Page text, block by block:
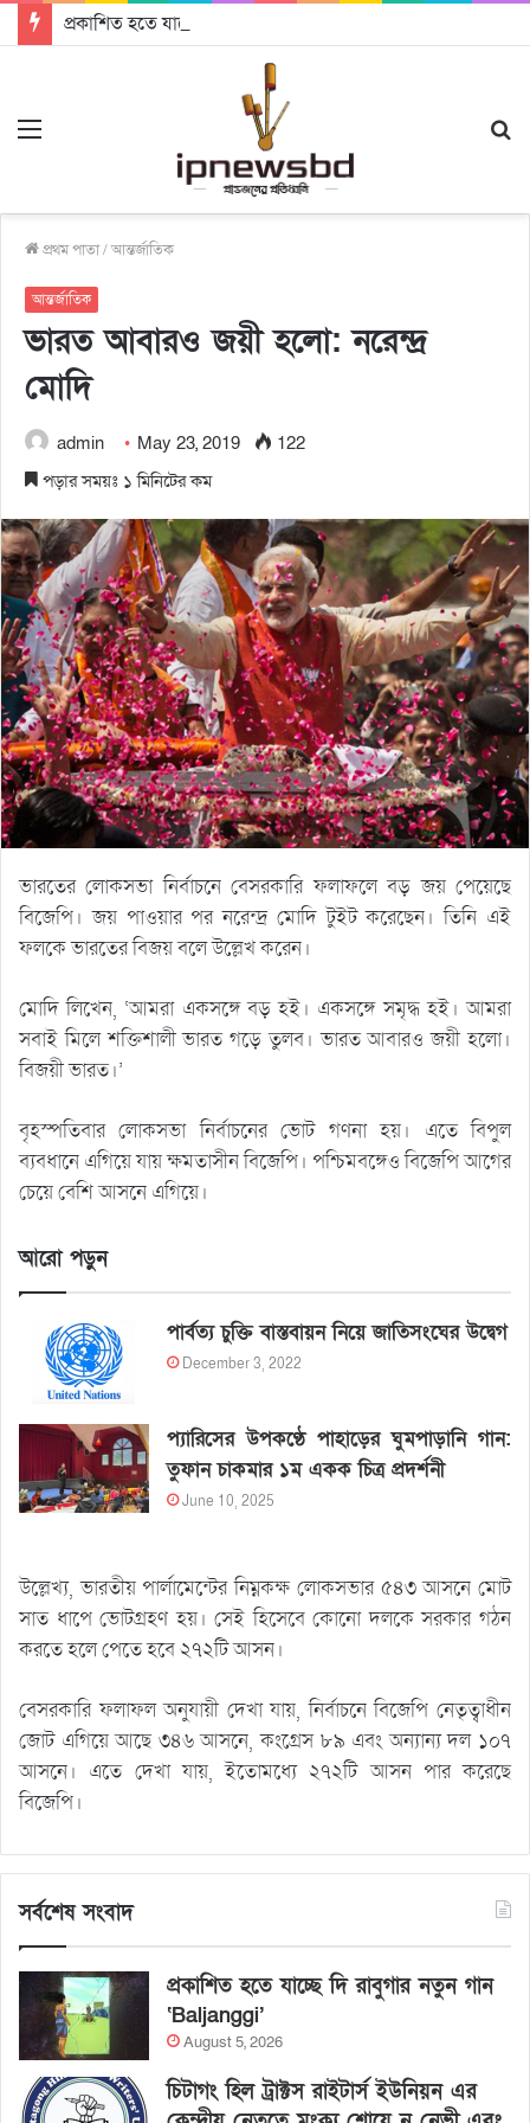
প্রকাশিত হতে যাচ্ছে দি রাবুগার নতুন গান ‘Baljanggi’
প্রথম পাতা/আন্তর্জাতিক
আন্তর্জাতিক
ভারত আবারও জয়ী হলো: নরেন্দ্র
মোদি
admin May 23, 2019
122
পড়ার সময়ঃ ১ মিনিটের কম
ভারতের লোকসভা নির্বাচনে বেসরকারি ফলাফলে বড় জয় পেয়েছে
বিজেপি। জয় পাওয়ার পর নরেন্দ্র মোদি টুইট করেছেন। তিনি এই
ফলকে ভারতের বিজয় বলে উল্লেখ করেন।
মোদি লিখেন, ‘আমরা একসঙ্গে বড় হই। একসঙ্গে সমৃদ্ধ হই। আমরা
সবাই মিলে শক্তিশালী ভারত গড়ে তুলব। ভারত আবারও জয়ী হলো।
বিজয়ী ভারত।’
বৃহস্পতিবার লোকসভা নির্বাচনের ভোট গণনা হয়। এতে বিপুল
ব্যবধানে এগিয়ে যায় ক্ষমতাসীন বিজেপি। পশ্চিমবঙ্গেও বিজেপি আগের
চেয়ে বেশি আসনে এগিয়ে।
আরো পড়ুন
পার্বত্য চুক্তি বাস্তবায়ন নিয়ে জাতিসংঘের উদ্বেগ
December 3, 2022
প্যারিসের উপকণ্ঠে পাহাড়ের ঘুমপাড়ানি গান:
তুফান চাকমার ১ম একক চিত্র প্রদর্শনী
June 10, 2025
উল্লেখ্য, ভারতীয় পার্লামেন্টের নিম্নকক্ষ লোকসভার ৫৪৩ আসনে মোট
সাত ধাপে ভোটগ্রহণ হয়। সেই হিসেবে কোনো দলকে সরকার গঠন
করতে হলে পেতে হবে ২৭২টি আসন।
বেসরকারি ফলাফল অনুযায়ী দেখা যায়, নির্বাচনে বিজেপি নেতৃত্বাধীন
জোট এগিয়ে আছে ৩৪৬ আসনে, কংগ্রেস ৮৯ এবং অন্যান্য দল ১০৭
আসনে। এতে দেখা যায়, ইতোমধ্যে ২৭২টি আসন পার করেছে
বিজেপি।
সর্বশেষ সংবাদ
প্রকাশিত হতে যাচ্ছে দি রাবুগার নতুন গান
‘Baljanggi’
August 5, 2026
চিটাগং হিল ট্রাক্টস রাইটার্স ইউনিয়ন এর